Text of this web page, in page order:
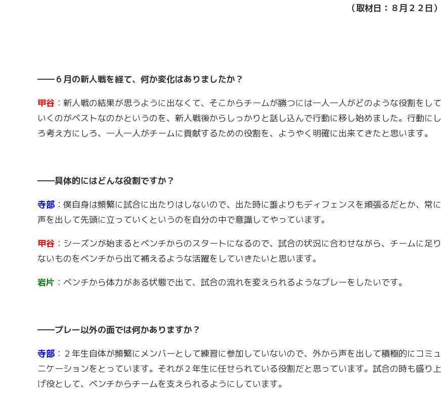
（取材日：８月２２日）
――６月の新人戦を経て、何か変化はありましたか？
甲谷 ：新人戦の結果が思うように出なくて、そこからチームが勝つには一人一人がどのような役割をして
いくのがベストなのかというのを、新人戦後からしっかりと話し込んで行動に移し始めました。行動にし
ろ考え方にしろ、一人一人がチームに貢献するための役割を、ようやく明確に出来てきたと思います。
――具体的にはどんな役割ですか？
寺部 ：僕自身は頻繁に試合に出たりはしないので、出た時に誰よりもディフェンスを頑張るだとか、常に
声を出して先頭に立っていくというのを自分の中で意識してやっています。
甲谷 ：シーズンが始まるとベンチからのスタートになるので、試合の状況に合わせながら、チームに足り
ないものをベンチから出て補えるような活躍をしていきたいと思います。
岩片 ：ベンチから体力がある状態で出て、試合の流れを変えられるようなプレーをしたいです。
――プレー以外の面では何かありますか？
寺部 ：２年生自体が頻繁にメンバーとして練習に参加していないので、外から声を出して積極的にコミュ
ニケーションをとっています。それが２年生に任せられている役割だと思っています。試合の時も盛り上
げ役として、ベンチからチームを支えられるようにしています。